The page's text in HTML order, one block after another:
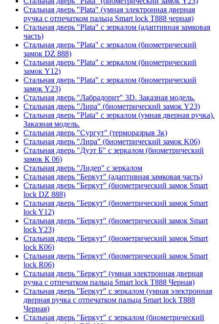
Стальная дверь "Plata" (умная электронная дверная
ручка с отпечатком пальца Smart lock T888 черная)
Стальная дверь "Plata" с зеркалом (адаптивная замковая
часть)
Стальная дверь "Plata" с зеркалом (биометрический
замок DZ 888)
Стальная дверь "Plata" с зеркалом (биометрический
замок Y12)
Стальная дверь "Plata" с зеркалом (биометрический
замок Y23)
Стальная дверь "Лабрадорит" 3D. Заказная модель.
Стальная дверь "Лира" (биометрический замок Y23)
Стальная дверь "Plata" с зеркалом (умная дверная ручка).
Заказная модель.
Стальная дверь "Сургут" (терморазрыв 3к)
Стальная дверь "Лира" (биометрический замок K06)
Стальная дверь "Дуэт Б" с зеркалом (биометрический
замок К 06)
Стальная дверь "Лидер" с зеркалом
Стальная дверь "Беркут" (адаптивная замковая часть)
Стальная дверь "Беркут" (биометрический замок Smart
lock DZ 888)
Стальная дверь "Беркут" (биометрический замок Smart
lock Y12)
Стальная дверь "Беркут" (биометрический замок Smart
lock Y23)
Стальная дверь "Беркут" (биометрический замок Smart
lock К06)
Стальная дверь "Беркут" (биометрический замок Smart
lock R06)
Стальная дверь "Беркут" (умная электронная дверная
ручка с отпечатком пальца Smart lock T888 Черная)
Стальная дверь "Беркут" с зеркалом (умная электронная
дверная ручка с отпечатком пальца Smart lock T888
Черная)
Стальная дверь "Беркут" с зеркалом (биометрический